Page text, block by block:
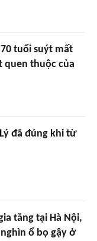
tuổi suýt mất
quen thuộc của
đã đúng khi từ
tăng tại Hà Nội,
ổ bọ gậy ở